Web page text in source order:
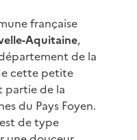
française
Aquitaine,
de la
cette petite
partie de la
du Pays Foyen.
de type